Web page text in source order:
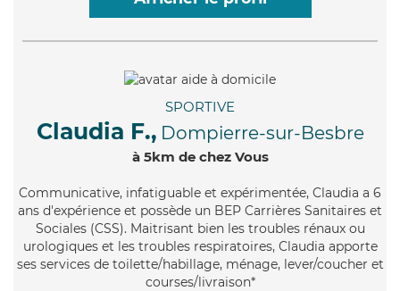
SPORTIVE
Claudia F., Dompierre-sur-Besbre
à 5km de chez Vous
Communicative, infatiguable et expérimentée, Claudia a 6
ans d'expérience et possède un BEP Carrières Sanitaires et
Sociales (CSS). Maitrisant bien les troubles rénaux ou
urologiques et les troubles respiratoires, Claudia apporte
ses services de toilette/habillage, ménage, lever/coucher et
courses/livraison*